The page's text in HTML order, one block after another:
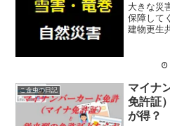
大きな災
保障して
建物更生
険だと
こ金虫の日記
マイナ
免許証
が得？